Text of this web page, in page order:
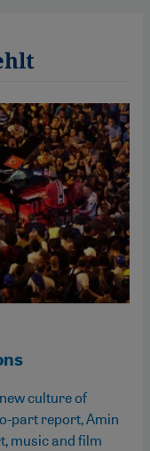
culture of
part report, Amin
music and film